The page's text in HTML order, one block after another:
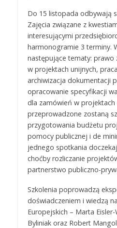
Do 15 listopada odbywają
Zajęcia związane z
interesującymi
harmonogramie 3 terminy.
następujące tematy: prawo
w projektach unijnych,
archiwizacja dokumentacji
opracowanie specyfikacji
dla zamówień w projektach
przeprowadzone zostaną
przygotowania budżetu
pomocy publicznej i de
jednego spotkania
choćby rozliczanie
partnerstwo publiczno-
Szkolenia poprowadzą
doświadczeniem i wiedzą
Europejskich – Marta Eisler-
Byliniak oraz Robert